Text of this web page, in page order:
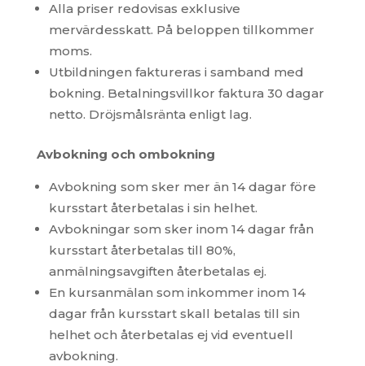
Alla priser redovisas exklusive
mervärdesskatt. På beloppen tillkommer
moms.
Utbildningen faktureras i samband med
bokning. Betalningsvillkor faktura 30 dagar
netto. Dröjsmålsränta enligt lag.
Avbokning och ombokning
Avbokning som sker mer än 14 dagar före
kursstart återbetalas i sin helhet.
Avbokningar som sker inom 14 dagar från
kursstart återbetalas till 80%,
anmälningsavgiften återbetalas ej.
En kursanmälan som inkommer inom 14
dagar från kursstart skall betalas till sin
helhet och återbetalas ej vid eventuell
avbokning.